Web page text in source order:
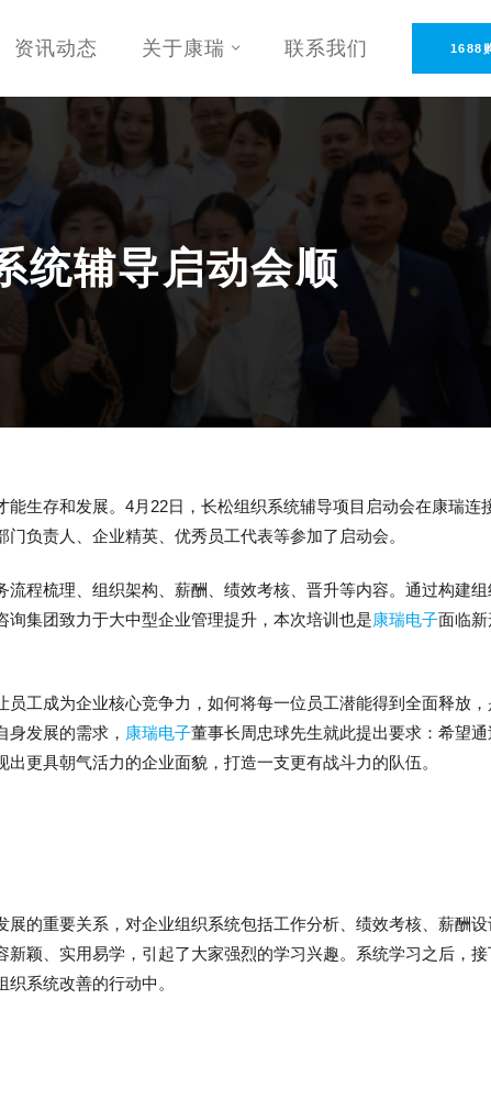
资讯动态 关于康瑞 联系我们 1688
统辅导启动会顺
生存和发展。4月22日，长松组织系统辅导项目启动会在康瑞连
负责人、企业精英、优秀员工代表等参加了启动会。
程梳理、组织架构、薪酬、绩效考核、晋升等内容。通过构建组
集团致力于大中型企业管理提升，本次培训也是康瑞电子面临
工成为企业核心竞争力，如何将每一位员工潜能得到全面释放，
发展的需求， 康瑞电子董事长周忠球先生就此提出要求：希望通
更具朝气活力的企业面貌，打造一支更有战斗力的队伍。
的重要关系，对企业组织系统包括工作分析、绩效考核、薪酬设
颖、实用易学，引起了大家强烈的学习兴趣。系统学习之后，接
系统改善的行动中。